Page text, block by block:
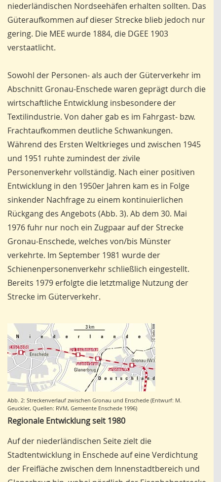
niederländischen Nordseehäfen erhalten sollten. Das
Güteraufkommen auf dieser Strecke blieb jedoch nur
gering. Die MEE wurde 1884, die DGEE 1903
verstaatlicht.
Sowohl der Personen- als auch der Güterverkehr im
Abschnitt Gronau-Enschede waren geprägt durch die
wirtschaftliche Entwicklung insbesondere der
Textilindustrie. Von daher gab es im Fahrgast- bzw.
Frachtaufkommen deutliche Schwankungen.
Während des Ersten Weltkrieges und zwischen 1945
und 1951 ruhte zumindest der zivile
Personenverkehr vollständig. Nach einer positiven
Entwicklung in den 1950er Jahren kam es in Folge
sinkender Nachfrage zu einem kontinuierlichen
Rückgang des Angebots (Abb. 3). Ab dem 30. Mai
1976 fuhr nur noch ein Zugpaar auf der Strecke
Gronau-Enschede, welches von/bis Münster
verkehrte. Im September 1981 wurde der
Schienenpersonenverkehr schließlich eingestellt.
Bereits 1979 erfolgte die letztmalige Nutzung der
Strecke im Güterverkehr.
Abb. 2: Streckenverlauf zwischen Gronau und Enschede (Entwurf: M.
Geuckler, Quellen: RVM, Gemeente Enschede 1996)
Regionale Entwicklung seit 1980
Auf der niederländischen Seite zielt die
Stadtentwicklung in Enschede auf eine Verdichtung
der Freifläche zwischen dem Innenstadtbereich und